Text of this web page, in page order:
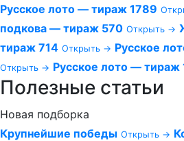
Русское лото — тираж 1789
подкова — тираж 570 Открыть →
тираж 714 Открыть → Русское
Открыть → Русское лото — тираж
Полезные статьи
Новая подборка
Крупнейшие победы Открыть →